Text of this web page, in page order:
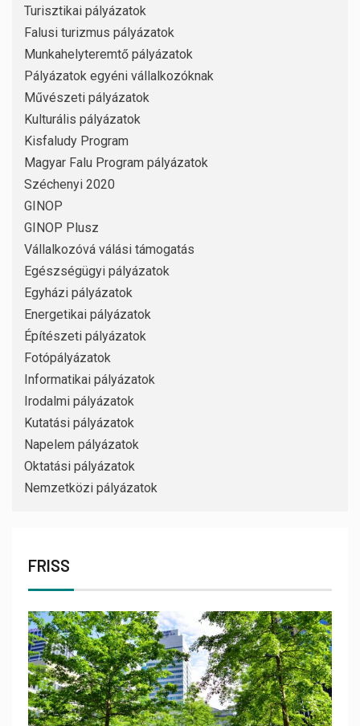
Turisztikai pályázatok
Falusi turizmus pályázatok
Munkahelyteremtő pályázatok
Pályázatok egyéni vállalkozóknak
Művészeti pályázatok
Kulturális pályázatok
Kisfaludy Program
Magyar Falu Program pályázatok
Széchenyi 2020
GINOP
GINOP Plusz
Vállalkozóvá válási támogatás
Egészségügyi pályázatok
Egyházi pályázatok
Energetikai pályázatok
Építészeti pályázatok
Fotópályázatok
Informatikai pályázatok
Irodalmi pályázatok
Kutatási pályázatok
Napelem pályázatok
Oktatási pályázatok
Nemzetközi pályázatok
FRISS